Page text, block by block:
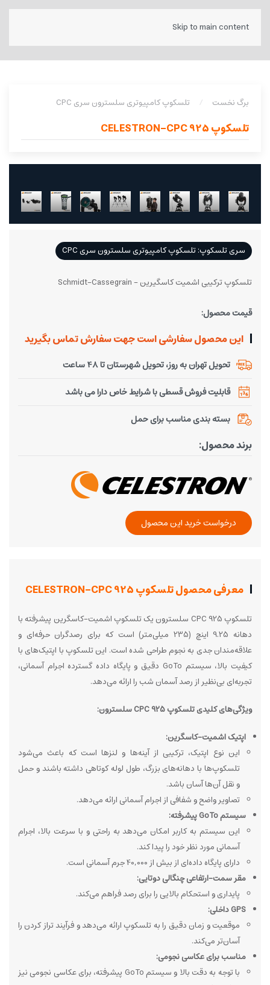
Skip to main content
برگ نخست تلسکوپ کامپیوتری سلسترون سری CPC
تلسکوپ CELESTRON-CPC 925
سری تلسکوپ: تلسکوپ کامپیوتری سلسترون سری CPC
تلسکوپ ترکیبی اشمیت کاسگیرین - Schmidt-Cassegrain
قیمت محصول:
این محصول سفارشی است جهت سفارش تماس بگیرید
تحویل تهران به روز، تحویل شهرستان تا 48 ساعت
قابلیت فروش قسطی با شرایط خاص دارا می باشد
بسته بندی مناسب برای حمل
برند محصول:
درخواست خرید این محصول
معرفی محصول تلسکوپ CELESTRON-CPC 925
تلسکوپ CPC 925 سلسترون یک تلسکوپ اشمیت-کاسگرین پیشرفته با
دهانه 9.25 اینچ (235 میلی‌متر) است که برای رصدگران حرفه‌ای و
علاقه‌مندان جدی به نجوم طراحی شده است. این تلسکوپ با اپتیک‌های با
کیفیت بالا، سیستم GoTo دقیق و پایگاه داده گسترده اجرام آسمانی،
تجربه‌ای بی‌نظیر از رصد آسمان شب را ارائه می‌دهد.
ویژگی‌های کلیدی تلسکوپ CPC 925 سلسترون:
اپتیک اشمیت-کاسگرین:
این نوع اپتیک، ترکیبی از آینه‌ها و لنزها است که باعث می‌شود
تلسکوپ‌ها با دهانه‌های بزرگ، طول لوله کوتاهی داشته باشند و حمل
و نقل آن‌ها آسان باشد.
تصاویر واضح و شفافی از اجرام آسمانی ارائه می‌دهد.
سیستم GoTo پیشرفته:
این سیستم به کاربر امکان می‌دهد به راحتی و با سرعت بالا، اجرام
آسمانی مورد نظر خود را پیدا کند.
دارای پایگاه داده‌ای از بیش از 40,000 جرم آسمانی است.
مقر سمت-ارتفاعی چنگالی دوتایی:
پایداری و استحکام بالایی را برای رصد فراهم می‌کند.
GPS داخلی:
موقعیت و زمان دقیق را به تلسکوپ ارائه می‌دهد و فرآیند تراز کردن را
آسان‌تر می‌کند.
مناسب برای عکاسی نجومی:
با توجه به دقت بالا و سیستم GoTo پیشرفته، برای عکاسی نجومی نیز